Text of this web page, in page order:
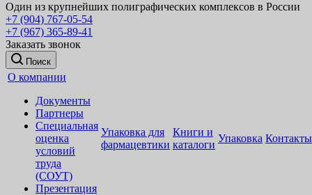
Один из крупнейших полиграфических комплексов в России
+7 (904) 767-05-54
+7 (967) 365-89-41
Заказать звонок
Поиск
О компании
Документы
Партнеры
Специальная
оценка
условий
труда
(СОУТ)
Презентация
Упаковка для
фармацевтики
Книги и
каталоги
Упаковка Контакты